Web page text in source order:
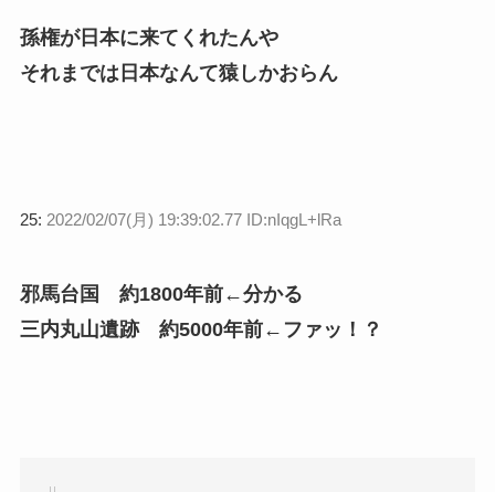
孫権が日本に来てくれたんや
それまでは日本なんて猿しかおらん
25: 2022/02/07(月) 19:39:02.77 ID:nIqgL+lRa
邪馬台国 約1800年前←分かる
三内丸山遺跡 約5000年前←ファッ！？